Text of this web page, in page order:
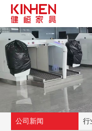
公司新闻 行